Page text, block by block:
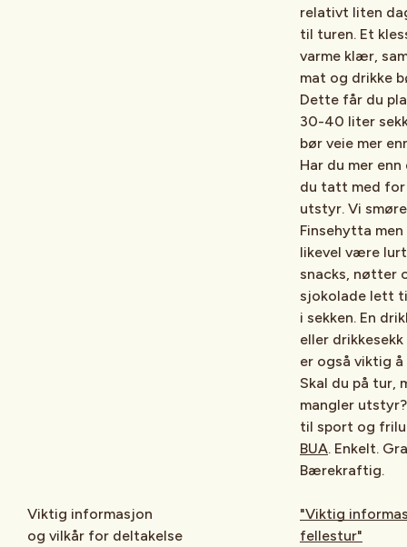
relativt liten
til turen. Et
varme klær,
mat og drikke
Dette får du
30-40 liter
bør veie mer
Har du mer
du tatt med for
utstyr. Vi
Finsehytta
likevel være
snacks, nøtter
sjokolade lett
i sekken. En
eller drikkesekk
er også viktig å
Skal du på tur,
mangler
til sport og
BUA. Enkelt.
Bærekraftig.
Viktig informasjon
og vilkår for deltakelse
"Viktig
fellestur"